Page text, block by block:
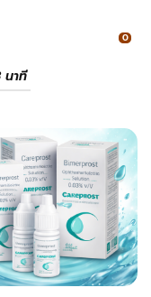
นาที
0